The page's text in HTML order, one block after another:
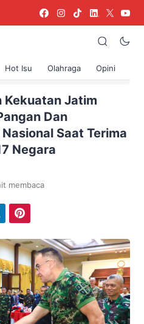
Hot Isu Olahraga Opini
Kekuatan Jatim
Dan
Saat Terima
Negara
membaca